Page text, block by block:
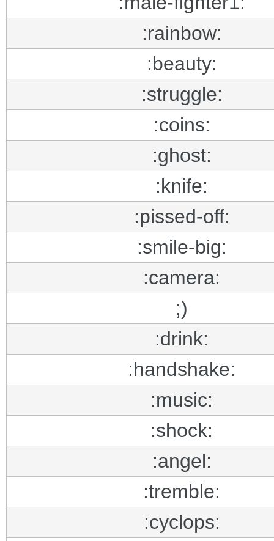
:rainbow:
:beauty:
:struggle:
:coins:
:ghost:
:knife:
:pissed-off:
:smile-big:
:camera:
;)
:drink:
:handshake:
:music:
:shock:
:angel:
:tremble:
:cyclops: